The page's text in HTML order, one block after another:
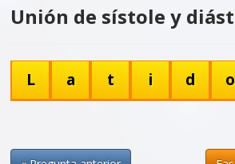
Unión de sístole y
L a t i d o